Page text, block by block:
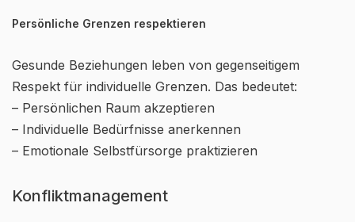
Persönliche Grenzen respektieren
Gesunde Beziehungen leben von gegenseitigem
Respekt für individuelle Grenzen. Das bedeutet:
– Persönlichen Raum akzeptieren
– Individuelle Bedürfnisse anerkennen
– Emotionale Selbstfürsorge praktizieren
Konfliktmanagement